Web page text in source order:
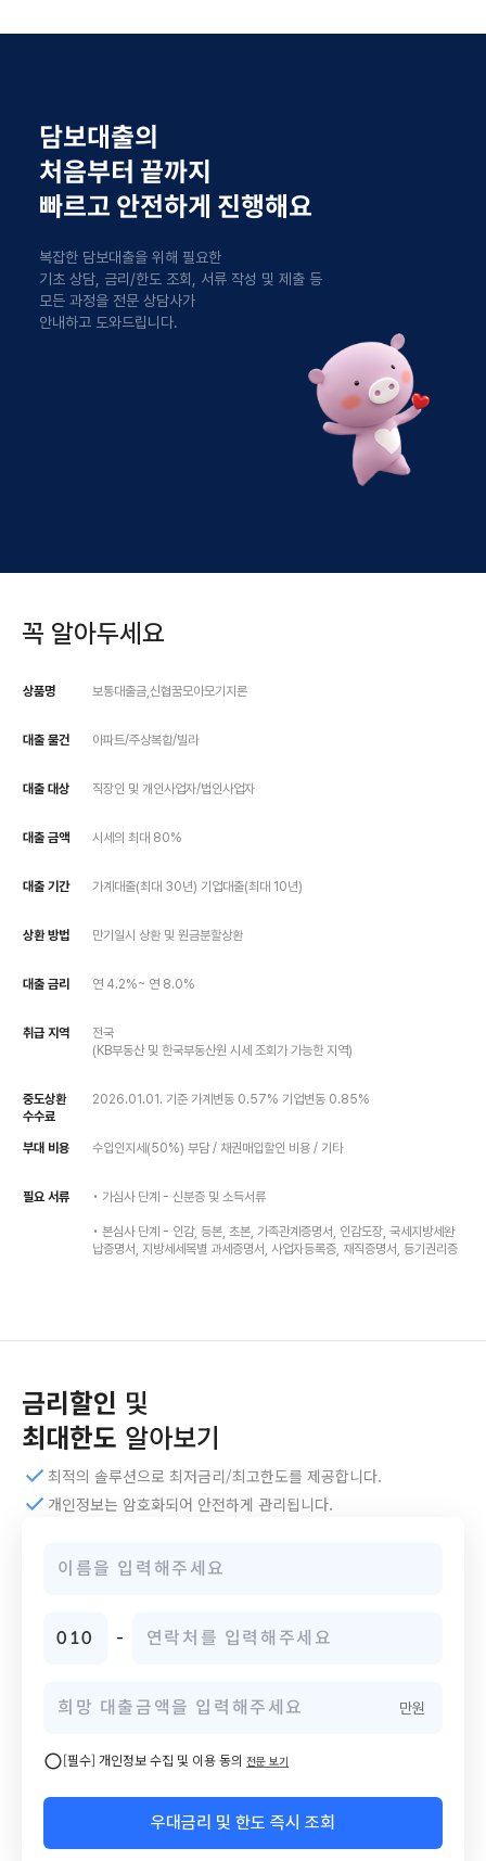
담보대출의
처음부터 끝까지
빠르고 안전하게 진행해요
복잡한 담보대출을 위해 필요한
기초 상담, 금리/한도 조회, 서류 작성 및 제출 등
모든 과정을 전문 상담사가
안내하고 도와드립니다.
꼭 알아두세요
상품명 보통대출금,신협꿈모아모기지론
대출 물건 아파트/주상복합/빌라
대출 대상 직장인 및 개인사업자/법인사업자
대출 금액 시세의 최대 80%
대출 기간 가계대출(최대 30년) 기업대출(최대 10년)
상환 방법 만기일시 상환 및 원금분할상환
대출 금리 연 4.2%~ 연 8.0%
취급 지역
전국
(KB부동산 및 한국부동산원 시세 조회가 가능한 지역)
중도상환
수수료
2026.01.01. 기준 가계변동 0.57% 기업변동 0.85%
부대 비용 수입인지세(50%) 부담 / 채권매입할인 비용 / 기타
필요 서류 • 가심사 단계 - 신분증 및 소득서류
• 본심사 단계 - 인감, 등본, 초본, 가족관계증명서, 인감도장, 국세지방세완
납증명서, 지방세세목별 과세증명서, 사업자등록증, 재직증명서, 등기권리증
금리할인 및
최대한도 알아보기
최적의 솔루션으로 최저금리/최고한도를 제공합니다.
개인정보는 암호화되어 안전하게 관리됩니다.
010 -
만원
[필수] 개인정보 수집 및 이용 동의 전문 보기
우대금리 및 한도 즉시 조회